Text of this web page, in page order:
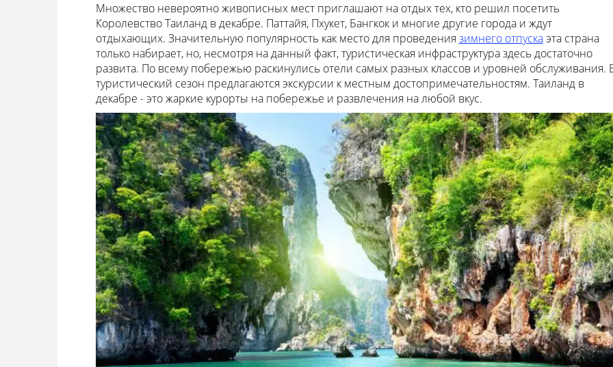
Множество невероятно живописных мест приглашают на отдых тех, кто решил посетить
Королевство Таиланд в декабре. Паттайя, Пхукет, Бангкок и многие другие города и ждут
отдыхающих. Значительную популярность как место для проведения зимнего отпускаэта страна
только набирает, но, несмотря на данный факт, туристическая инфраструктура здесь достаточно
развита. По всему побережью раскинулись отели самых разных классов и уровней обслуживания.
туристический сезон предлагаются экскурсии к местным достопримечательностям. Таиланд в
декабре - это жаркие курорты на побережье и развлечения на любой вкус.